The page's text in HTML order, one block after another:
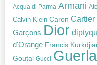
Acqua di Parma Armani
Calvin Klein Caron Cartier
Garçons Dior
d'Orange Francis
Goutal Gucci